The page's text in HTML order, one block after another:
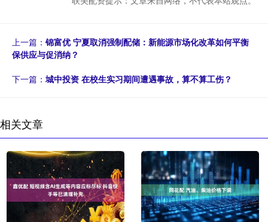
上一篇： 锦富优 宁夏取消强制配储：新能源市场化改革如何平衡
保供应与促消纳？
下一篇： 城中投资 在校生实习期间遭遇事故，算不算工伤？
相关文章